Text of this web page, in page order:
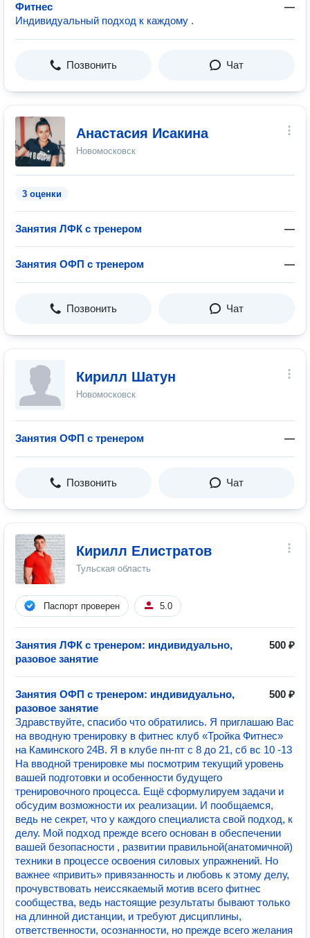
Фитнес
—
Индивидуальный подход к каждому .
Позвонить Чат
Анастасия Исакина
Новомосковск
3 оценки
Занятия ЛФК с тренером —
Занятия ОФП с тренером —
Позвонить Чат
Кирилл Шатун
Новомосковск
Занятия ОФП с тренером —
Позвонить Чат
Кирилл Елистратов
Тульская область
Паспорт проверен 5.0
Занятия ЛФК с тренером: индивидуально,
разовое занятие
500 ₽
Занятия ОФП с тренером: индивидуально,
разовое занятие
500 ₽
Здравствуйте, спасибо что обратились. Я приглашаю Вас
на вводную тренировку в фитнес клуб «Тройка Фитнес»
на Каминского 24В. Я в клубе пн-пт с 8 до 21, сб вс 10 -13
На вводной тренировке мы посмотрим текущий уровень
вашей подготовки и особенности будущего
тренировочного процесса. Ещё сформулируем задачи и
обсудим возможности их реализации. И пообщаемся,
ведь не секрет, что у каждого специалиста свой подход, к
делу. Мой подход прежде всего основан в обеспечении
вашей безопасности , развитии правильной(анатомичной)
техники в процессе освоения силовых упражнений. Но
важнее «привить» привязанность и любовь к этому делу,
прочувствовать неиссякаемый мотив всего фитнес
сообщества, ведь настоящие результаты бывают только
на длинной дистанции, и требуют дисциплины,
ответственности, осознанности, но прежде всего желания